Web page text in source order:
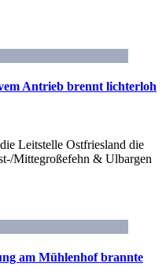
Antrieb brennt lichterloh
Leitstelle Ostfriesland die
Mittegroßefehn & Ulbargen
am Mühlenhof brannte